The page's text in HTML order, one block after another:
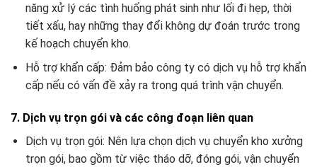
năng xử lý các tình huống phát sinh như lối đi hẹp, thời
tiết xấu, hay những thay đổi không dự đoán trước trong
kế hoạch chuyển kho.
Hỗ trợ khẩn cấp: Đảm bảo công ty có dịch vụ hỗ trợ khẩn
cấp nếu có vấn đề xảy ra trong quá trình vận chuyển.
7. Dịch vụ trọn gói và các công đoạn liên quan
Dịch vụ trọn gói: Nên lựa chọn dịch vụ chuyển kho xưởng
trọn gói, bao gồm từ việc tháo dỡ, đóng gói, vận chuyển